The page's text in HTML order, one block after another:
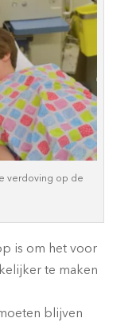
verdoving op de
is om het voor
te maken
blijven